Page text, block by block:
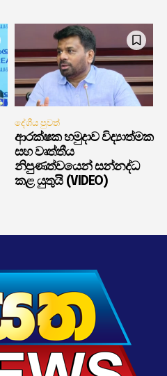
දේශීය පුවත්
ආරක්ෂක හමුදාව විද්‍යාත්මක
සහ වෘත්තීය
නිපුණත්වයෙන් සන්නද්ධ
කළ යුතුයි (VIDEO)